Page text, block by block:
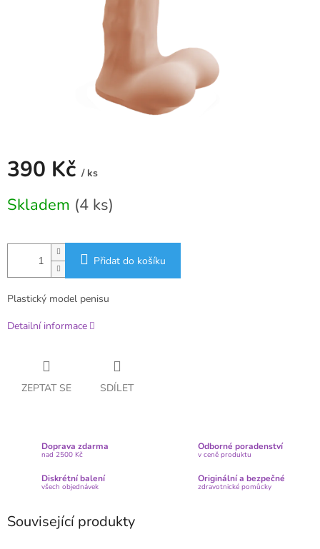
390 Kč / ks
cena:
Skladem (4 ks)
Přidat do košíku
Plastický model penisu
Detailní informace
ZEPTAT SE SDÍLET
Doprava zdarma
nad 2500 Kč
Odborné poradenství
v ceně produktu
Diskrétní balení
všech objednávek
Originální a bezpečné
zdravotnické pomůcky
Související produkty